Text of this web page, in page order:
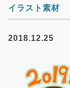
イラスト素材
2018.12.25